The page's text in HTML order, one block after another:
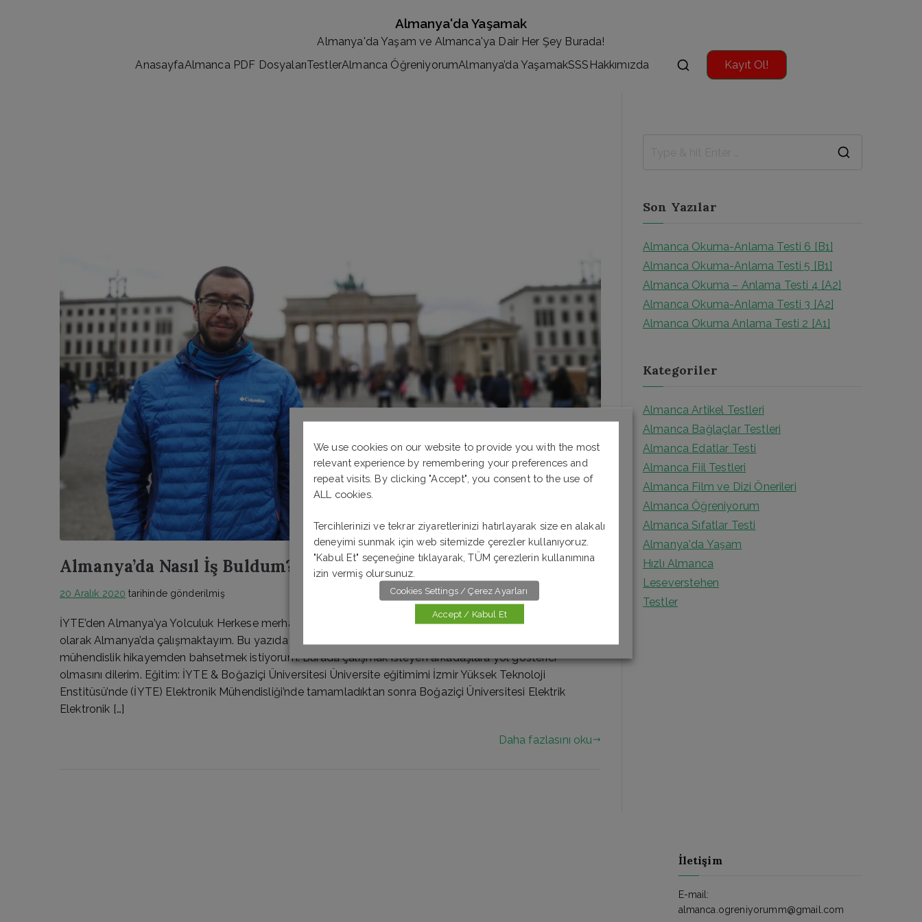
Almanya'da Yaşamak
Almanya'da Yaşam ve Almanca'ya Dair Her Şey Burada!
AnasayfaAlmanca PDF DosyalarıTestlerAlmanca ÖğreniyorumAlmanya’da YaşamakSSS Hakkımızda Kayıt Ol!
Almanya’da Nasıl İş Buldum? Elektronik Mühendisliği
20 Aralık 2020 tarihinde gönderilmiş
İYTE’den Almanya’ya Yolculuk Herkese merhabalar, öncelikle kendimi tanıtayım. Ben Robotik Mühendisi
olarak Almanya’da çalışmaktayım. Bu yazıda sizlerle İYTE’den başlayıp şu an Almanya’da devam eden
mühendislik hikayemden bahsetmek istiyorum. Burada çalışmak isteyen arkadaşlara yol gösterici
olmasını dilerim. Eğitim: İYTE & Boğaziçi Üniversitesi Üniversite eğitimimi İzmir Yüksek Teknoloji
Enstitüsü’nde (İYTE) Elektronik Mühendisliği’nde tamamladıktan sonra Boğaziçi Üniversitesi Elektrik
Elektronik […]
Daha fazlasını oku
Son Yazılar
Almanca Okuma-Anlama Testi 6 [B1]
Almanca Okuma-Anlama Testi 5 [B1]
Almanca Okuma – Anlama Testi 4 [A2]
Almanca Okuma-Anlama Testi 3 [A2]
Almanca Okuma Anlama Testi 2 [A1]
Kategoriler
Almanca Artikel Testleri
Almanca Bağlaçlar Testleri
Almanca Edatlar Testi
Almanca Fiil Testleri
Almanca Film ve Dizi Önerileri
Almanca Öğreniyorum
Almanca Sıfatlar Testi
Almanya'da Yaşam
Hızlı Almanca
Leseverstehen
Testler
İletişim
E-mail:
almanca.ogreniyorumm@gmail.com
We use cookies on our website to provide you with the most
relevant experience by remembering your preferences and
repeat visits. By clicking "Accept", you consent to the use of
ALL cookies.
Tercihlerinizi ve tekrar ziyaretlerinizi hatırlayarak size en alakalı
deneyimi sunmak için web sitemizde çerezler kullanıyoruz.
"Kabul Et" seçeneğine tıklayarak, TÜM çerezlerin kullanımına
izin vermiş olursunuz.
Cookies Settings / Çerez Ayarları
Accept / Kabul Et